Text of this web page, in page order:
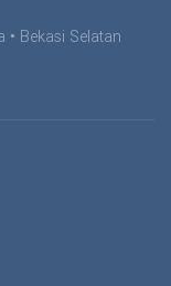
• Bekasi Selatan